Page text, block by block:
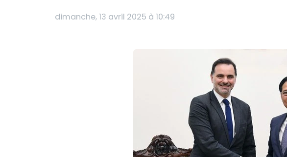
dimanche, 13 avril 2025 à 10:49